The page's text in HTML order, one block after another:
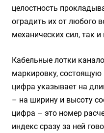
целостность
оградить их от любого
механических сил, так
Кабельные лотки
маркировку,
цифра указывает на
– на ширину и высоту
цифра – это номер
индекс сразу за ней